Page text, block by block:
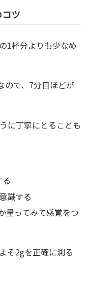
ツ
1杯分よりも少なめ
ので、7分目ほどが
に丁寧にとることも
識する
量ってみて感覚をつ
そ2gを正確に測る